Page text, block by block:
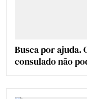
Busca por ajuda.
consulado não